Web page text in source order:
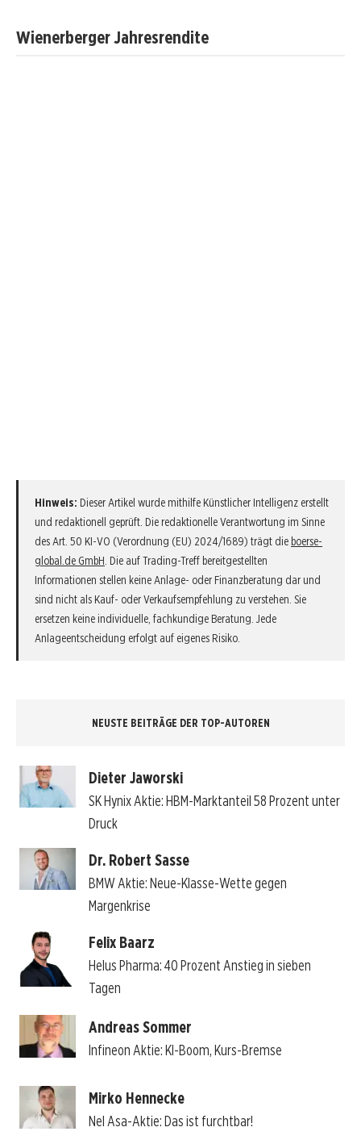
Wienerberger Jahresrendite
Hinweis: Dieser Artikel wurde mithilfe Künstlicher Intelligenz erstellt
und redaktionell geprüft. Die redaktionelle Verantwortung im Sinne
des Art. 50 KI-VO (Verordnung (EU) 2024/1689) trägt die boerse-
global.de GmbH. Die auf Trading-Treff bereitgestellten
Informationen stellen keine Anlage- oder Finanzberatung dar und
sind nicht als Kauf- oder Verkaufsempfehlung zu verstehen. Sie
ersetzen keine individuelle, fachkundige Beratung. Jede
Anlageentscheidung erfolgt auf eigenes Risiko.
NEUSTE BEITRÄGE DER TOP-AUTOREN
Dieter Jaworski
SK Hynix Aktie: HBM-Marktanteil 58 Prozent unter
Druck
Dr. Robert Sasse
BMW Aktie: Neue-Klasse-Wette gegen
Margenkrise
Felix Baarz
Helus Pharma: 40 Prozent Anstieg in sieben
Tagen
Andreas Sommer
Infineon Aktie: KI-Boom, Kurs-Bremse
Mirko Hennecke
Nel Asa-Aktie: Das ist furchtbar!